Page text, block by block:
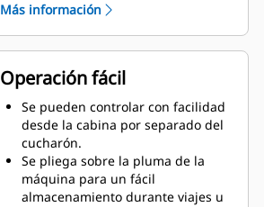
con la curvatura única de la tenaza
y las estriaciones en los dientes.
Obtenga la mejor tenaza para sus
tareas. Seleccione la mejor opción
entre las cuatro configuraciones
de dientes para lograr un pleno
agarre o colocar la pluma a
horcajadas durante el transporte.
Administrar varios accesorios de
una flota es más fácil con un
sistema acoplador. Seleccione los
Más información
Operación fácil
Se pueden controlar con facilidad
desde la cabina por separado del
cucharón.
Se pliega sobre la pluma de la
máquina para un fácil
almacenamiento durante viajes u